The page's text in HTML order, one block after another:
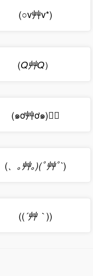
(○v艸v*)
(Q艸Q）
(๑ơ艸ơ๑)♡ฺ
(、｡艸｡)(ﾟ艸ﾟ`)
(( ´艸｀))